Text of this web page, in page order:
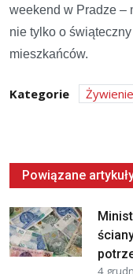
weekend w Pradze –
nie tylko o
mieszkańców.
Kategorie
Powiązane
4